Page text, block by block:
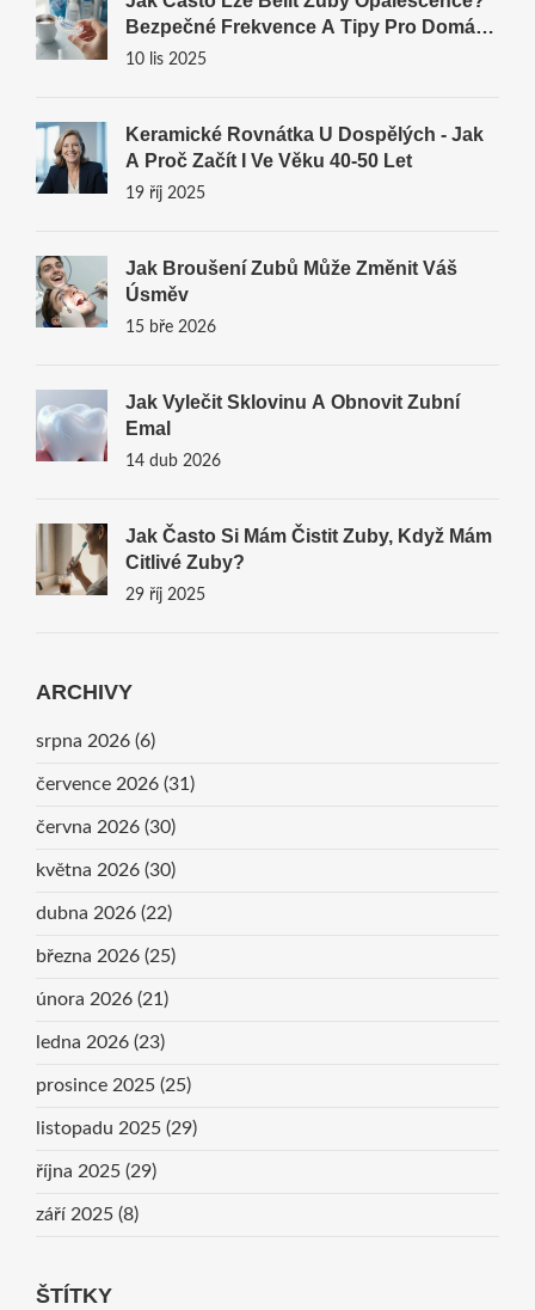
Bezpečné Frekvence A Tipy Pro Domácí
Bělení
10 lis 2025
Keramické Rovnátka U Dospělých - Jak
A Proč Začít I Ve Věku 40‑50 Let
19 říj 2025
Jak Broušení Zubů Může Změnit Váš
Úsměv
15 bře 2026
Jak Vylečit Sklovinu A Obnovit Zubní
Emal
14 dub 2026
Jak Často Si Mám Čistit Zuby, Když Mám
Citlivé Zuby?
29 říj 2025
ARCHIVY
srpna 2026 (6)
července 2026 (31)
června 2026 (30)
května 2026 (30)
dubna 2026 (22)
března 2026 (25)
února 2026 (21)
ledna 2026 (23)
prosince 2025 (25)
listopadu 2025 (29)
října 2025 (29)
září 2025 (8)
ŠTÍTKY